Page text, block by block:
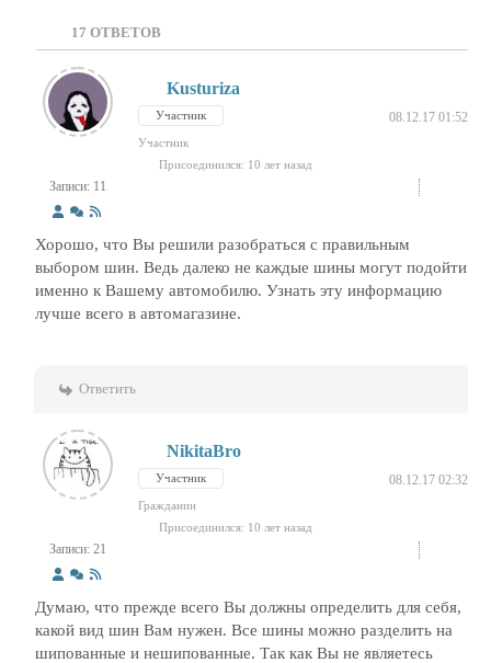
17 ОТВЕТОВ
Записи: 11
Kusturiza
Участник 08.12.17 01:52
Участник
Присоединился: 10 лет назад
Хорошо, что Вы решили разобраться с правильным
выбором шин. Ведь далеко не каждые шины могут подойти
именно к Вашему автомобилю. Узнать эту информацию
лучше всего в автомагазине.
Ответить
Записи: 21
NikitaBro
Участник 08.12.17 02:32
Гражданин
Присоединился: 10 лет назад
Думаю, что прежде всего Вы должны определить для себя,
какой вид шин Вам нужен. Все шины можно разделить на
шипованные и нешипованные. Так как Вы не являетесь